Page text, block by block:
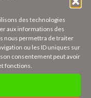
des technologies
aux informations des
nous permettra de traiter
ou les ID uniques sur
consentement peut avoir
fonctions.
de
nos
haute
de
de la
une